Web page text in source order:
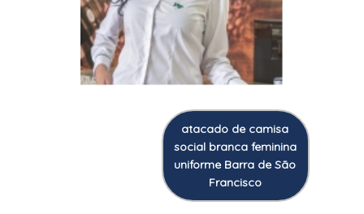
atacado de camisa
social branca feminina
uniforme Barra de São
Francisco